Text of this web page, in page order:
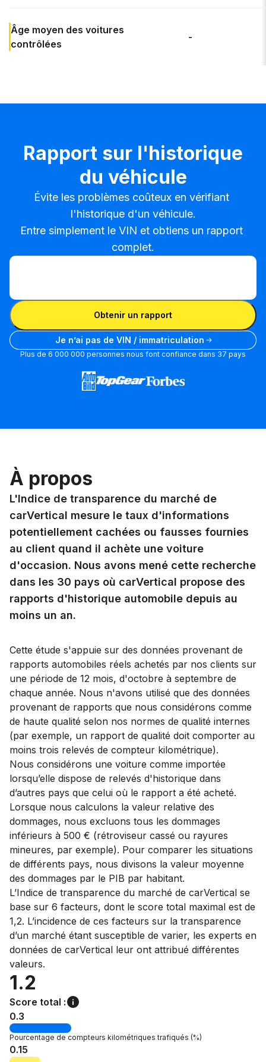
Âge moyen des voitures
contrôlées
-
Rapport sur l'historique
du véhicule
Évite les problèmes coûteux en vérifiant
l'historique d'un véhicule.
Entre simplement le VIN et obtiens un rapport
complet.
Entrer le VIN
Entrer le VIN
Obtenir un rapport
Je n’ai pas de VIN / immatriculation
Plus de 6 000 000 personnes nous font confiance dans 37 pays
À propos
L'Indice de transparence du marché de
carVertical mesure le taux d'informations
potentiellement cachées ou fausses fournies
au client quand il achète une voiture
d'occasion. Nous avons mené cette recherche
dans les 30 pays où carVertical propose des
rapports d'historique automobile depuis au
moins un an.
Cette étude s'appuie sur des données provenant de
rapports automobiles réels achetés par nos clients sur
une période de 12 mois, d'octobre à septembre de
chaque année. Nous n'avons utilisé que des données
provenant de rapports que nous considérons comme
de haute qualité selon nos normes de qualité internes
(par exemple, un rapport de qualité doit comporter au
moins trois relevés de compteur kilométrique).
Nous considérons une voiture comme importée
lorsqu’elle dispose de relevés d'historique dans
d’autres pays que celui où le rapport a été acheté.
Lorsque nous calculons la valeur relative des
dommages, nous excluons tous les dommages
inférieurs à 500 € (rétroviseur cassé ou rayures
mineures, par exemple). Pour comparer les situations
de différents pays, nous divisons la valeur moyenne
des dommages par le PIB par habitant.
L’Indice de transparence du marché de carVertical se
base sur 6 facteurs, dont le score total maximal est de
1,2. L’incidence de ces facteurs sur la transparence
d’un marché étant susceptible de varier, les experts en
données de carVertical leur ont attribué différentes
valeurs.
1.2
Score total :
0.3
Pourcentage de compteurs kilométriques trafiqués (%)
0.15